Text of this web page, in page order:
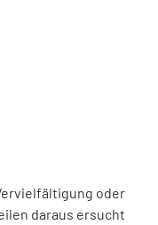
oder
daraus ersucht